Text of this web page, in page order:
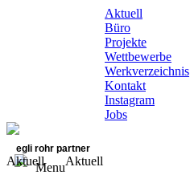
Aktuell
Büro
Projekte
Wettbewerbe
Werkverzeichnis
Kontakt
Instagram
Jobs
egli rohr partner
Menu
Aktuell Aktuell